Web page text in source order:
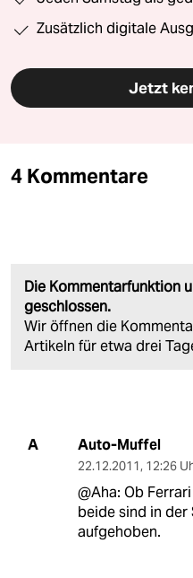
Zusätzlich digitale
Jetzt
4 Kommentare
Die Kommentarfunktion
geschlossen.
Wir öffnen die
Artikeln für etwa drei
A Auto-Muffel
22.12.2011, 12:26
@Aha: Ob
beide sind in
aufgehoben.